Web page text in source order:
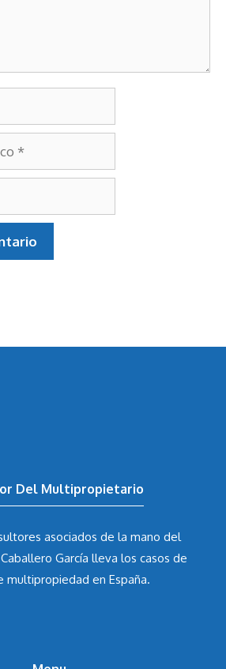
asociados de la mano del
Garcíalleva los casos de